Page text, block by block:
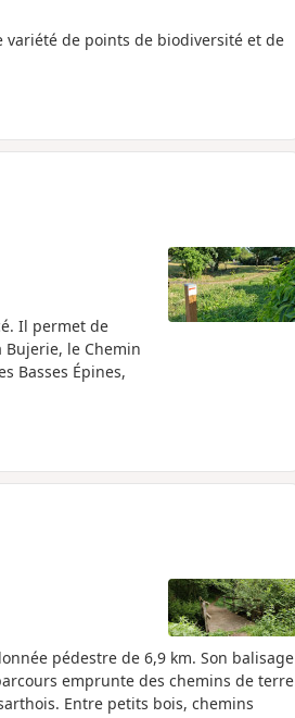
de points de biodiversité et de
Il permet de
Bujerie, le Chemin
Basses Épines,
pédestre de 6,9 km. Son balisage
emprunte des chemins de terre
Entre petits bois, chemins